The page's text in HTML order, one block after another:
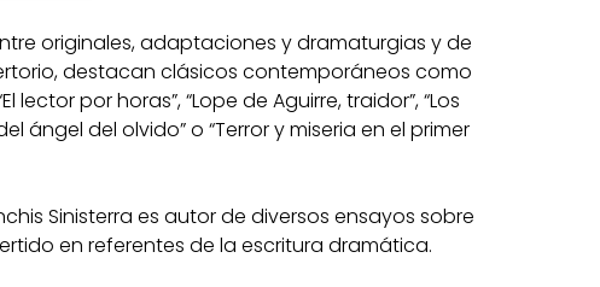
originales, adaptaciones y dramaturgias y de
destacan clásicos contemporáneos como
lector por horas”, “Lope de Aguirre, traidor”, “Los
ángel del olvido” o “Terror y miseria en el primer
Sinisterra es autor de diversos ensayos sobre
en referentes de la escritura dramática.